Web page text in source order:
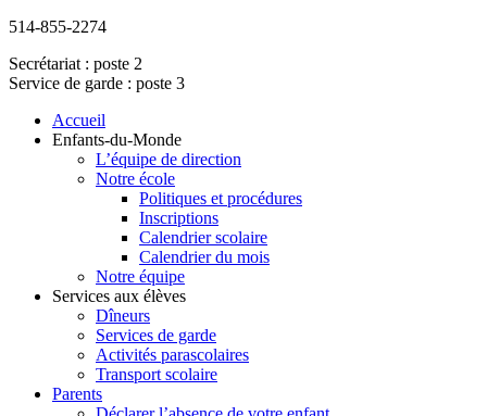
514-855-2274
Secrétariat : poste 2
Service de garde : poste 3
Accueil
Enfants-du-Monde
L’équipe de direction
Notre école
Politiques et procédures
Inscriptions
Calendrier scolaire
Calendrier du mois
Notre équipe
Services aux élèves
Dîneurs
Services de garde
Activités parascolaires
Transport scolaire
Parents